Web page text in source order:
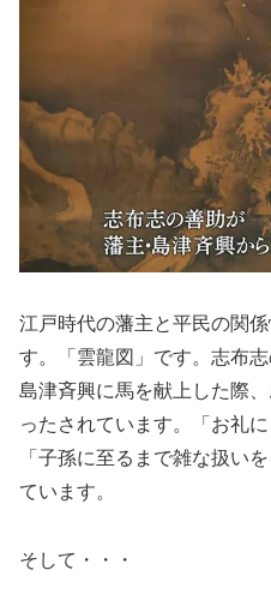
江戸時代の藩主と平民の関
す。「雲龍図」です。志布
島津斉興に馬を献上した際
ったされています。「お礼
「子孫に至るまで雑な扱い
ています。
そして・・・